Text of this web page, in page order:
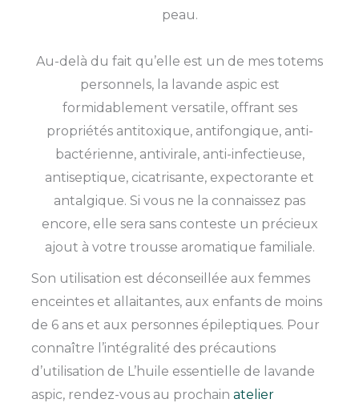
peau.
Au-delà du fait qu’elle est un de mes totems
personnels, la lavande aspic est
formidablement versatile, offrant ses
propriétés antitoxique, antifongique, anti-
bactérienne, antivirale, anti-infectieuse,
antiseptique, cicatrisante, expectorante et
antalgique. Si vous ne la connaissez pas
encore, elle sera sans conteste un précieux
ajout à votre trousse aromatique familiale.
Son utilisation est déconseillée aux femmes
enceintes et allaitantes, aux enfants de moins
de 6 ans et aux personnes épileptiques. Pour
connaître l’intégralité des précautions
d’utilisation de L’huile essentielle de lavande
aspic, rendez-vous au prochain atelier